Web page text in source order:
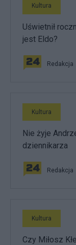
Kultura
Uświetnił
jest Eldo?
Redakcja
Kultura
Nie żyje
dziennikarza
Redakcja
Kultura
Czy Miłosz